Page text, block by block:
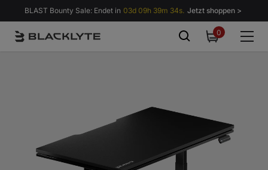
Zum Inhalt springen
BLAST Bounty Sale: Endet in 03d 09h 39m 33s. Jetzt shoppen >
00